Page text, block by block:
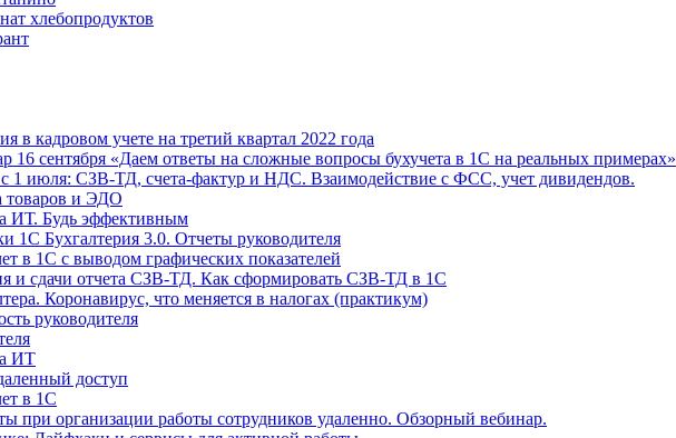
хлебопродуктов
в кадровом учете на третий квартал 2022 года
16 сентября «Даем ответы на сложные вопросы бухучета в 1С на реальных примерах»
с 1 июля: СЗВ-ТД, счета-фактур и НДС. Взаимодействие с ФСС, учет дивидендов.
товаров и ЭДО
ИТ. Будь эффективным
1С Бухгалтерия 3.0. Отчеты руководителя
в 1С с выводом графических показателей
и сдачи отчета СЗВ-ТД. Как сформировать СЗВ-ТД в 1С
Коронавирус, что меняется в налогах (практикум)
руководителя
ИТ
доступ
в 1С
при организации работы сотрудников удаленно. Обзорный вебинар.